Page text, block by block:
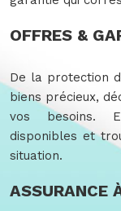
OFFRES &
De la protection
biens précieux,
vos besoins.
disponibles et
situation.
ASSURANCE